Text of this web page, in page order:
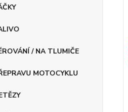
/ NA TLUMIČE
MOTOCYKLU